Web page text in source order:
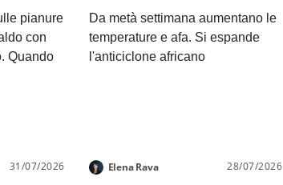
pianure
con
Quando
31/07/2026
Da metà settimana aumentano le
temperature e afa. Si espande
l'anticiclone africano
Elena Rava 28/07/2026